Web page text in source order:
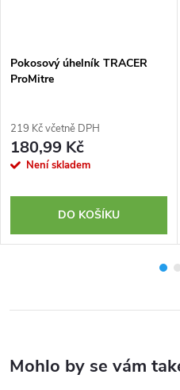
Pokosový úhelník TRACER
ProMitre
219 Kč včetně DPH
180,99 Kč
Není skladem
DO KOŠÍKU